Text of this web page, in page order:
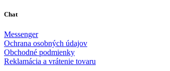
Chat
Messenger
Ochrana osobných údajov
Obchodné podmienky
Reklamácia a vrátenie tovaru